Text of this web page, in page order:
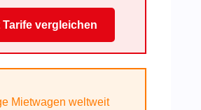
Tarife vergleichen
Mietwagen weltweit